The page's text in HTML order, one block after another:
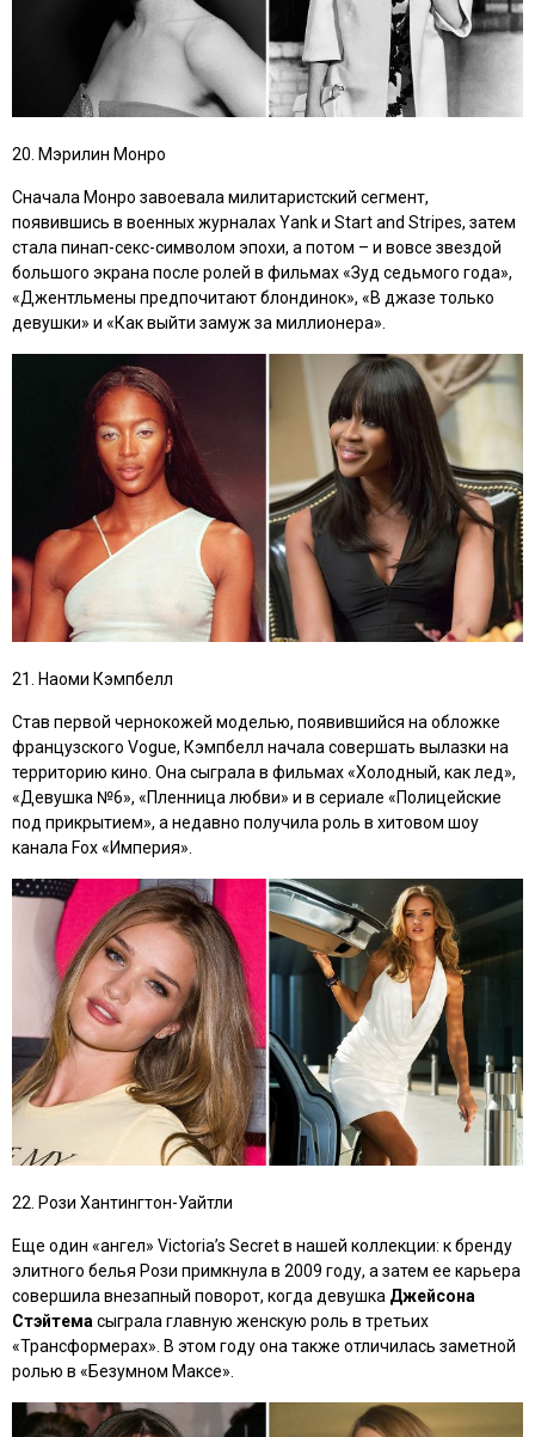
20. Мэрилин Монро
Сначала Монро завоевала милитаристский сегмент,
появившись в военных журналах Yank и Start and Stripes, затем
стала пинап-секс-символом эпохи, а потом – и вовсе звездой
большого экрана после ролей в фильмах«Зуд седьмого года»,
«Джентльмены предпочитают блондинок», «В джазе только
девушки» и «Как выйти замуж за миллионера»
21. Наоми Кэмпбелл
Став первой чернокожей моделью, появившийся на обложке
французского Vogue, Кэмпбелл начала совершать вылазки на
территорию кино. Она сыграла в фильмах«Холодный, как лед»,
«Девушка №6», «Пленница любви» и в сериале «Полицейские
под прикрытием», а недавно получила роль в хитовом шоу
канала Fox«Империя»
22. Рози Хантингтон-Уайтли
Еще один «ангел» Victoria’s Secret в нашей коллекции: к бренду
элитного белья Рози примкнула в 2009 году, а затем ее карьера
совершила внезапный поворот, когда девушка Джейсона
Стэйтемасыграла главную женскую роль в третьих
«Трансформерах». В этом году она также отличилась заметной
ролью в «Безумном Максе».